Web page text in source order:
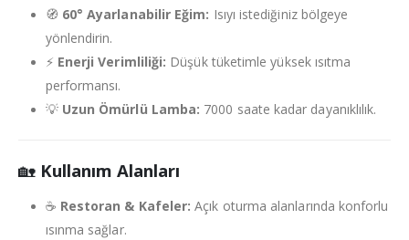
🧭 60° Ayarlanabilir Eğim: Isıyı istediğiniz bölgeye
yönlendirin.
⚡ Enerji Verimliliği: Düşük tüketimle yüksek ısıtma
performansı.
💡 Uzun Ömürlü Lamba: 7000 saate kadar dayanıklılık.
🏡 Kullanım Alanları
☕ Restoran & Kafeler: Açık oturma alanlarında konforlu
ısınma sağlar.